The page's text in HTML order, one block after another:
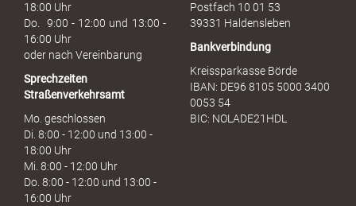
h
18:00 Uhr
Do. 9:00 - 12:00 und 13:00 -
16:00 Uhr
oder nach Vereinbarung
Sprechzeiten
Straßenverkehrsamt
Mo. geschlossen
Di. 8:00 - 12:00 und 13:00 -
18:00 Uhr
Mi. 8:00 - 12:00 Uhr
Do. 8:00 - 12:00 und 13:00 -
16:00 Uhr
Postfach 10 01 53
39331 Haldensleben
Bankverbindung
Kreissparkasse Börde
IBAN: DE96 8105 5000 3400
0053 54
BIC: NOLADE21HDL